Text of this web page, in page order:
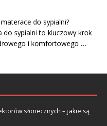
do sypialni?
sypialni to kluczowy krok
i komfortowego …
słonecznych – jakie są